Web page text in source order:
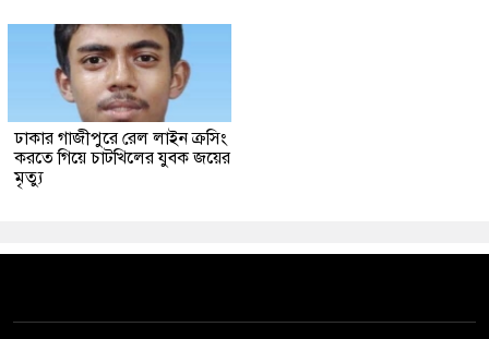
ঢাকার গাজীপুরে রেল লাইন ক্রসিং
করতে গিয়ে চাটখিলের যুবক জয়ের
মৃত্যু